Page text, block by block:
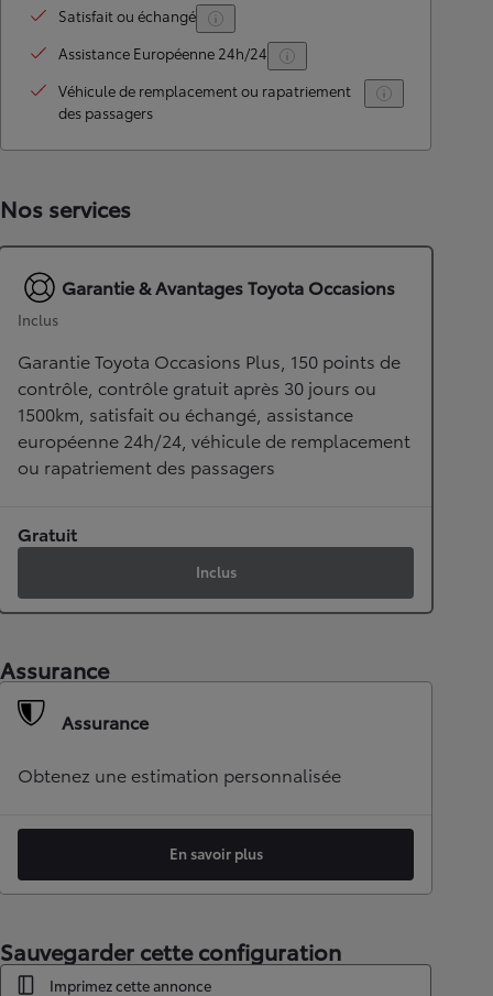
Satisfait ou échangé
Assistance Européenne 24h/24
Véhicule de remplacement ou rapatriement
des passagers
Nos services
Garantie & Avantages Toyota Occasions
Inclus
Garantie Toyota Occasions Plus, 150 points de
contrôle, contrôle gratuit après 30 jours ou
1500km, satisfait ou échangé, assistance
européenne 24h/24, véhicule de remplacement
ou rapatriement des passagers
Gratuit
Inclus
Assurance
Assurance
Obtenez une estimation personnalisée
En savoir plus
Sauvegarder cette configuration
Imprimez cette annonce